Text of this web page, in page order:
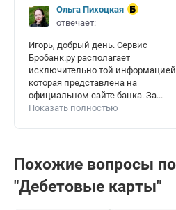
Ольга Пихоцкая
отвечает:
Игорь, добрый день. Сервис
Бробанк.ру располагает
исключительно той
которая представлена на
официальном сайте банка. За...
Показать полностью
Похожие вопросы
"Дебетовые карты"